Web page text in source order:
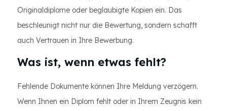
Originaldiplome oder beglaubigte Kopien ein. Das
beschleunigt nicht nur die Bewertung, sondern schafft
auch Vertrauen in Ihre Bewerbung.
Was ist, wenn etwas fehlt?
Fehlende Dokumente können Ihre Meldung verzögern.
Wenn Ihnen ein Diplom fehlt oder in Ihrem Zeugnis kein